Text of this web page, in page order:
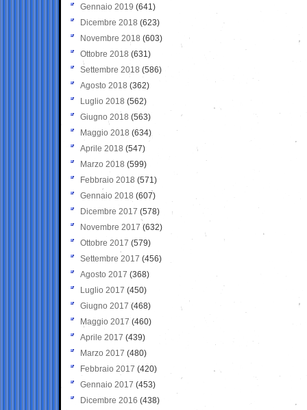
Gennaio 2019 (641)
Dicembre 2018 (623)
Novembre 2018 (603)
Ottobre 2018 (631)
Settembre 2018 (586)
Agosto 2018 (362)
Luglio 2018 (562)
Giugno 2018 (563)
Maggio 2018 (634)
Aprile 2018 (547)
Marzo 2018 (599)
Febbraio 2018 (571)
Gennaio 2018 (607)
Dicembre 2017 (578)
Novembre 2017 (632)
Ottobre 2017 (579)
Settembre 2017 (456)
Agosto 2017 (368)
Luglio 2017 (450)
Giugno 2017 (468)
Maggio 2017 (460)
Aprile 2017 (439)
Marzo 2017 (480)
Febbraio 2017 (420)
Gennaio 2017 (453)
Dicembre 2016 (438)